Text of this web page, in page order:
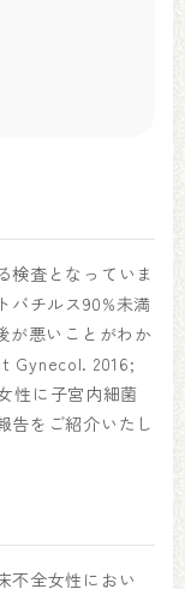
検査となっていま
バチルス90%未満
が悪いことがわか
Gynecol. 2016;
性に子宮内細菌
告をご紹介いたし
不全女性におい